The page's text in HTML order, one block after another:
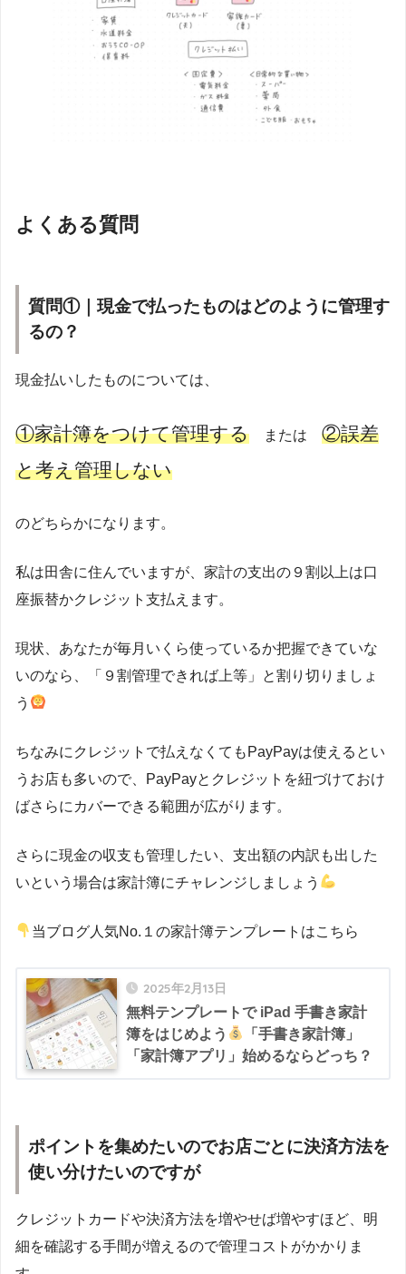
よくある質問
質問①｜現金で払ったものはどのように管理す
るの？
現金払いしたものについては、
①家計簿をつけて管理する または ②誤差
と考え管理しない
のどちらかになります。
私は田舎に住んでいますが、家計の支出の９割以上は口
座振替かクレジット支払えます。
現状、あなたが毎月いくら使っているか把握できていな
いのなら、「９割管理できれば上等」と割り切りましょ
う
ちなみにクレジットで払えなくてもPayPayは使えるとい
うお店も多いので、PayPayとクレジットを紐づけておけ
ばさらにカバーできる範囲が広がります。
さらに現金の収支も管理したい、支出額の内訳も出した
いという場合は家計簿にチャレンジしましょう
当ブログ人気No.１の家計簿テンプレートはこちら
2025年2月13日
無料テンプレートで iPad 手書き家計
簿をはじめよう
「手書き家計簿」
「家計簿アプリ」始めるならどっち？
ポイントを集めたいのでお店ごとに決済方法を
使い分けたいのですが
クレジットカードや決済方法を増やせば増やすほど、明
細を確認する手間が増えるので管理コストがかかりま